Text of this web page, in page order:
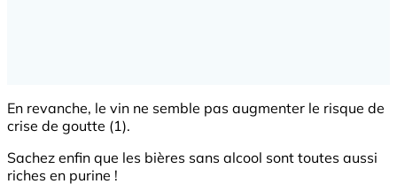
En revanche, le vin ne semble pas augmenter le risque de
crise de goutte (1).
Sachez enfin que les bières sans alcool sont toutes aussi
riches en purine !